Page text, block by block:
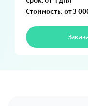
Стоимость: от 3